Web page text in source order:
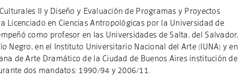
II y Diseño y Evaluación de Programas y Proyectos
Licenciado en Ciencias Antropológicas por la Universidad de
como profesor en las Universidades de Salta, del Salvador,
Negro, en el Instituto Universitario Nacional del Arte (IUNA) y en
de Arte Dramático de la Ciudad de Buenos Aires institución de
dos mandatos: 1990/94 y 2006/11.